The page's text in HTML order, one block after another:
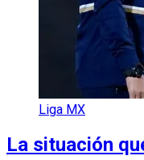
Liga MX
La situación